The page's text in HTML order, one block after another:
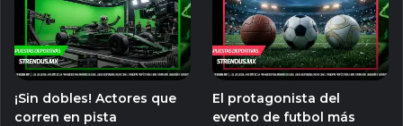
¡Sin dobles! Actores que
corren en pista
El protagonista del
evento de futbol más